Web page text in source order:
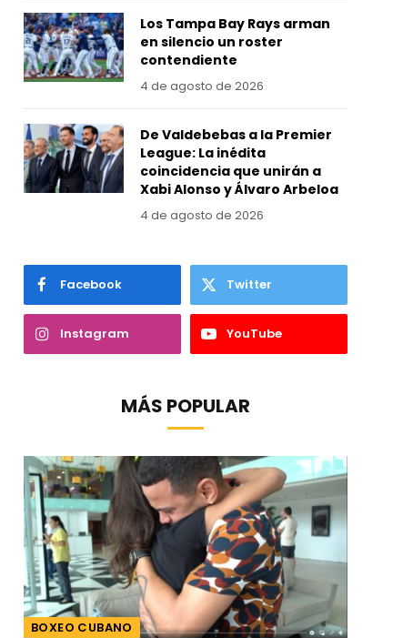
Los Tampa Bay Rays arman
en silencio un roster
contendiente
4 de agosto de 2026
De Valdebebas a la Premier
League: La inédita
coincidencia que unirán a
Xabi Alonso y Álvaro Arbeloa
4 de agosto de 2026
Facebook Twitter
Instagram YouTube
MÁS POPULAR
BOXEO CUBANO